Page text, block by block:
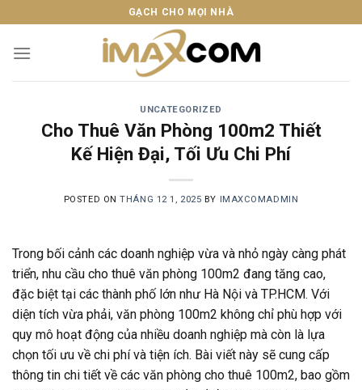
to
content
GẠCH CHO MỌI NHÀ
UNCATEGORIZED
Cho Thuê Văn Phòng 100m2 Thiết
Kế Hiện Đại, Tối Ưu Chi Phí
POSTED ONTHÁNG 12 1, 2025 BY IMAXCOMADMIN
Trong bối cảnh các doanh nghiệp vừa và nhỏ ngày càng phát
triển, nhu cầu cho thuê văn phòng 100m2 đang tăng cao,
đặc biệt tại các thành phố lớn như Hà Nội và TP.HCM. Với
diện tích vừa phải, văn phòng 100m2 không chỉ phù hợp với
quy mô hoạt động của nhiều doanh nghiệp mà còn là lựa
chọn tối ưu về chi phí và tiện ích. Bài viết này sẽ cung cấp
thông tin chi tiết về các văn phòng cho thuê 100m2, bao gồm